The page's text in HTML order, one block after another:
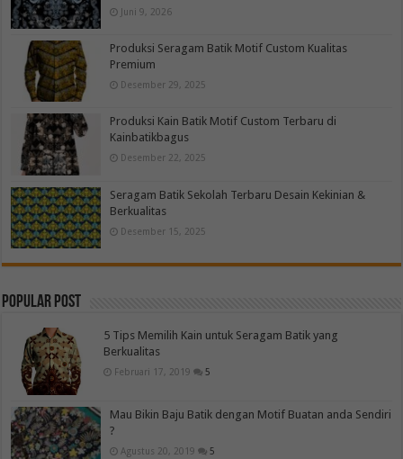
Juni 9, 2026
Produksi Seragam Batik Motif Custom Kualitas
Premium
Desember 29, 2025
Produksi Kain Batik Motif Custom Terbaru di
Kainbatikbagus
Desember 22, 2025
Seragam Batik Sekolah Terbaru Desain Kekinian &
Berkualitas
Desember 15, 2025
Popular Post
5 Tips Memilih Kain untuk Seragam Batik yang
Berkualitas
Februari 17, 2019 5
Mau Bikin Baju Batik dengan Motif Buatan anda Sendiri
?
Agustus 20, 2019 5